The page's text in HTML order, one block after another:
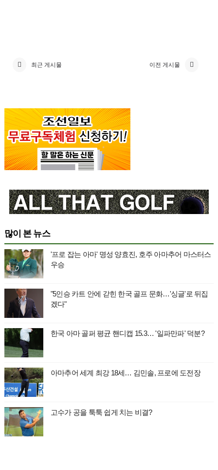
최근 게시물 이전 게시물
많이 본 뉴스
'프로 잡는 아마' 명성 양효진, 호주 아마추어 마스터스
우승
"5인승 카트 안에 갇힌 한국 골프 문화…'싱글'로 뒤집
겠다"
한국 아마 골퍼 평균 핸디캡 15.3… '일파만파' 덕분?
아마추어 세계 최강 18세… 김민솔, 프로에 도전장
고수가 공을 툭툭 쉽게 치는 비결?